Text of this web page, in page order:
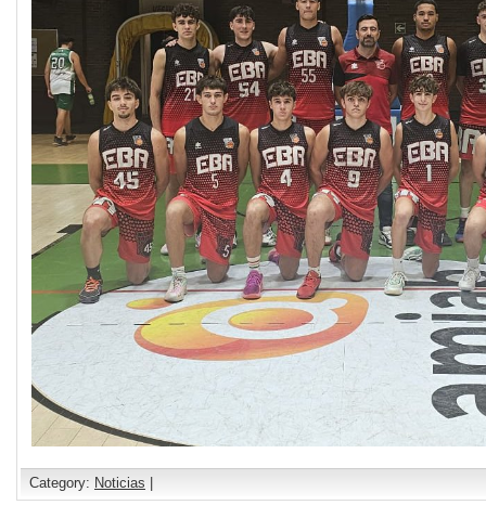
Category: Noticias |